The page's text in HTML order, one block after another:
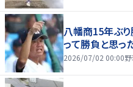
八幡商15年ぶ
って勝負と思っ
2026/07/02 00:00